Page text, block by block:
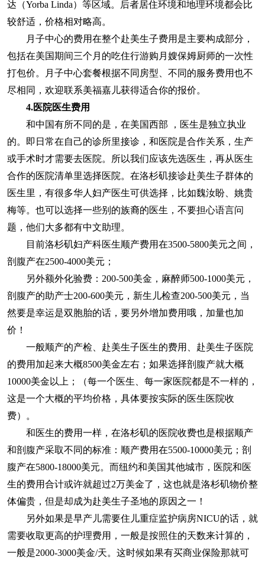
达（Yorba Linda）等区域。后者居住环境和地理环境都会比
较舒适，价格相对略高。
月子中心的费用在整个赴美生子费用是主要构成部分，
包括在美国期间三个月的吃住行游购月嫂保姆厨师的一次性
打包价。月子中心套餐根据不同房型、不同的服务费用也不
尽相同，欢迎联系美福嘉儿获得适合你的报价。
4.医院医生费用
和中国有所不同的是，在美国西部 ，医生是独立执业
的。即日常在自己的诊所里接诊，和医院是合作关系，生产
或手术时才需要去医院。所以我们应该先选医生，再从医生
合作的医院清单里选择医院。在洛杉矶接诊赴美生子群体的
医生里，有很多华人妇产医生可供选择，比如魏汝盼、姚贵
梅等。也可以选择一些别的族裔的医生，不要担心语言问
题，他们大多都有中文助理。
目前洛杉矶妇产科医生顺产费用在3500-5800美元之间，
剖腹产在2500-4000美元；
另外额外化验费：200-500美金，麻醉师500-1000美元，
剖腹产的助产士200-600美元，新生儿检查200-500美元，当
然要是幸运是双胞胎的话，要另外增加费用哦，加量也加
价！
一般顺产的产检、赴美生子医生的费用、赴美生子医院
的费用加起来大概8500美金左右；如果选择剖腹产就大概
10000美金以上；（每一个医生、每一家医院都是不一样的，
这是一个大概的平均价格，具体要按实际的医生医院收
费）。
和医生的费用一样，在洛杉矶的医院收费也是根据顺产
和剖腹产采取不同的标准：顺产费用在5500-10000美元；剖
腹产在5800-18000美元。而纽约和美国其他城市，医院和医
生的费用合计或许就超过2万美金了，这也就是洛杉矶物价整
体偏贵，但是却成为赴美生子圣地的原因之一！
另外如果是早产儿需要住儿重症监护病房NICU的话，就
需要收取更高的护理费用，一般是按照住的天数来计算的，
一般是2000-3000美金/天。这时候如果有买商业保险那就可